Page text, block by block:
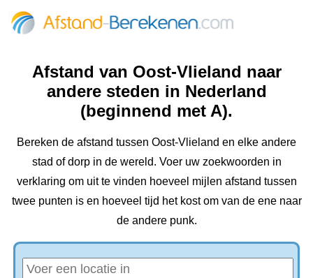
Afstand van Oost-Vlieland naar
andere steden in Nederland
(beginnend met A).
Bereken de afstand tussen Oost-Vlieland en elke andere
stad of dorp in de wereld. Voer uw zoekwoorden in
verklaring om uit te vinden hoeveel mijlen afstand tussen
twee punten is en hoeveel tijd het kost om van de ene naar
de andere punk.